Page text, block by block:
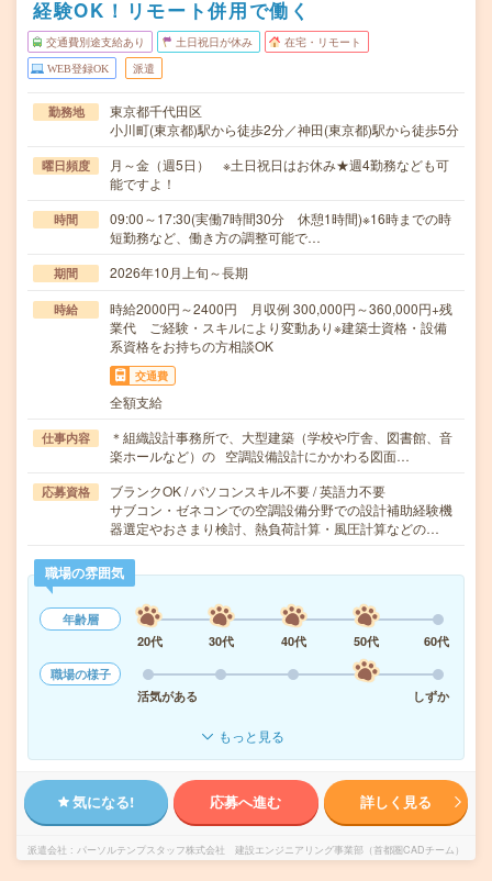
経験OK！リモート併用で働く
交通費別途支給あり 土日祝日が休み 在宅・リモート
WEB登録OK 派遣
勤務地
東京都千代田区
小川町(東京都)駅から徒歩2分／神田(東京都)駅から徒歩5分
曜日頻度
月～金（週5日） ※土日祝日はお休み★週4勤務なども可
能ですよ！
時間
09:00～17:30(実働7時間30分 休憩1時間)※16時までの時
短勤務など、働き方の調整可能で…
期間 2026年10月上旬～長期
時給
時給2000円～2400円 月収例 300,000円～360,000円+残
業代 ご経験・スキルにより変動あり※建築士資格・設備
系資格をお持ちの方相談OK
交通費
全額支給
仕事内容
＊組織設計事務所で、大型建築（学校や庁舎、図書館、音
楽ホールなど）の 空調設備設計にかかわる図面…
応募資格
ブランクOK / パソコンスキル不要 / 英語力不要
サブコン・ゼネコンでの空調設備分野での設計補助経験機
器選定やおさまり検討、熱負荷計算・風圧計算などの…
職場の雰囲気
年齢層
20代
30代 40代 50代
60代
職場の様子
活気がある
しずか
もっと見る
気になる! 応募へ進む 詳しく見る
派遣会社 パーソルテンプスタッフ株式会社 建設エンジニアリング事業部（首都圏CADチーム）